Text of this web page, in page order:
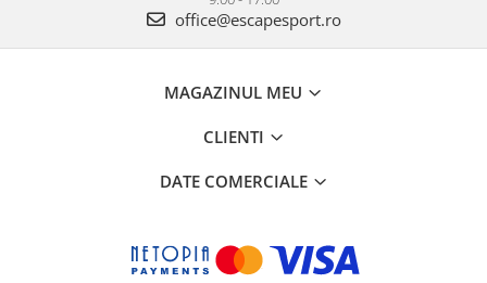
office@escapesport.ro
MAGAZINUL MEU
CLIENTI
DATE COMERCIALE